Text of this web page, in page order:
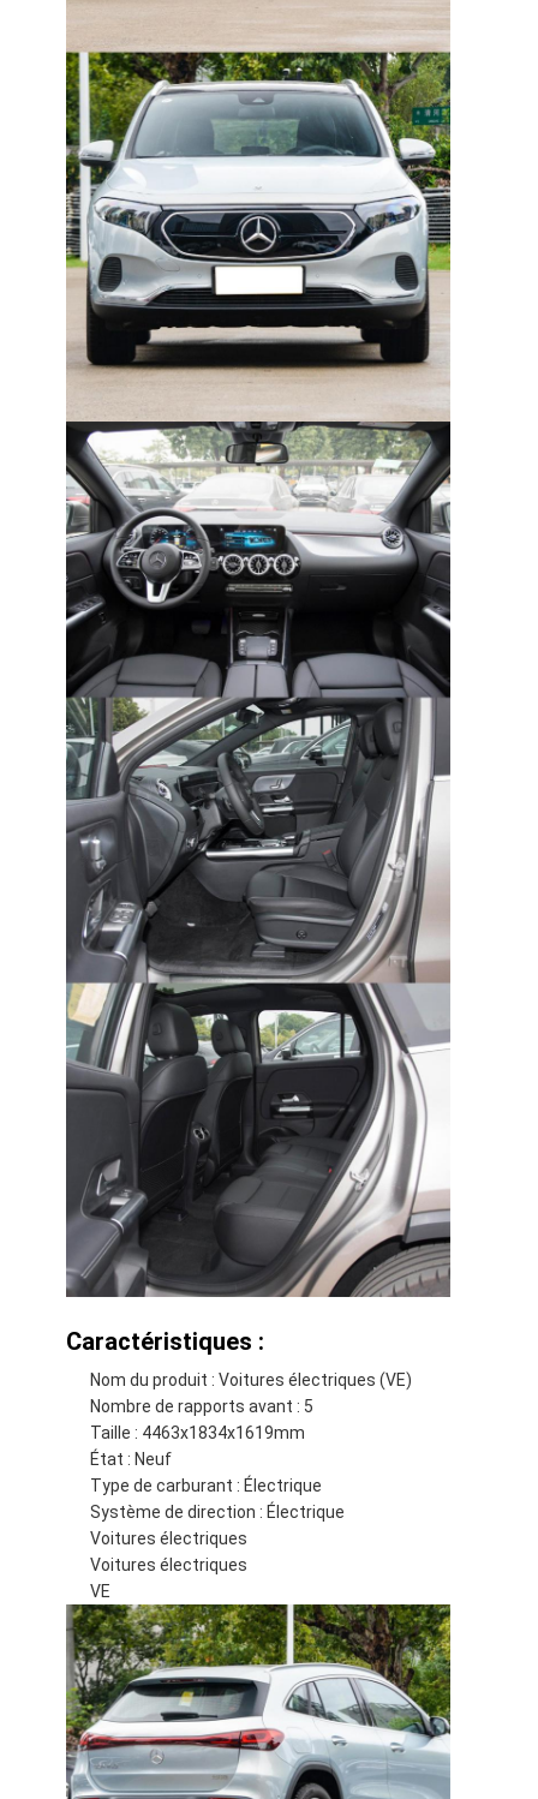
Caractéristiques :
Nom du produit : Voitures électriques (VE)
Nombre de rapports avant : 5
Taille : 4463x1834x1619mm
État : Neuf
Type de carburant : Électrique
Système de direction : Électrique
Voitures électriques
Voitures électriques
VE